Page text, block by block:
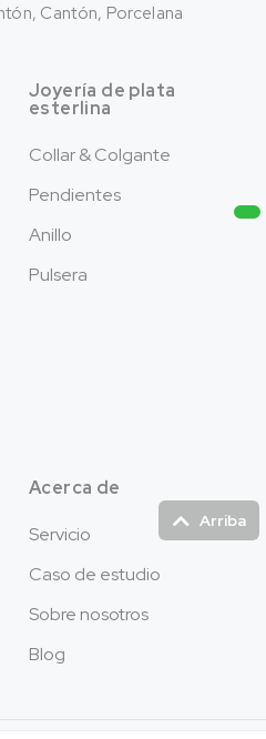
Arriba
Cantón, Porcelana
Joyería de plata
esterlina
Collar & Colgante
Pendientes
Anillo
Pulsera
Acerca de
Servicio
Caso de estudio
Sobre nosotros
Blog